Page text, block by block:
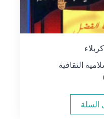
الثقافية
السلة